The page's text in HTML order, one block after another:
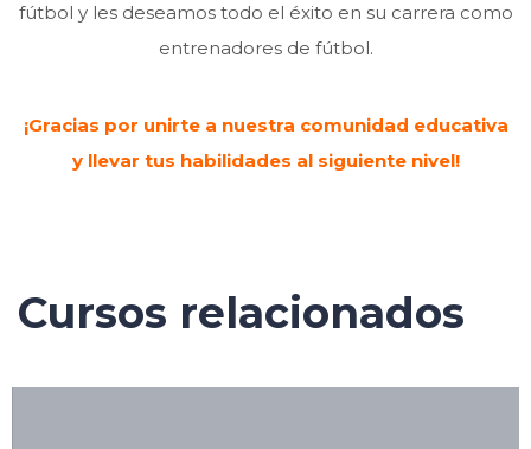
fútbol y les deseamos todo el éxito en su carrera como
entrenadores de fútbol.
¡Gracias por unirte a nuestra comunidad educativa
y llevar tus habilidades al siguiente nivel!
Cursos relacionados